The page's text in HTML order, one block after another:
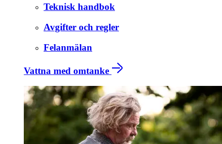
Teknisk handbok
Avgifter och regler
Felanmälan
Vattna med omtanke